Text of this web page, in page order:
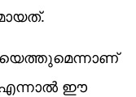
എന്നാല്‍ ഈ